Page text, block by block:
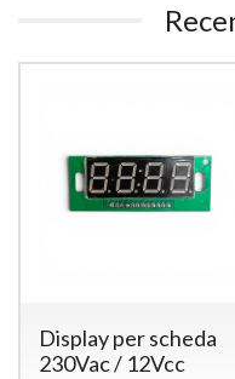
Display per scheda
230Vac / 12Vcc